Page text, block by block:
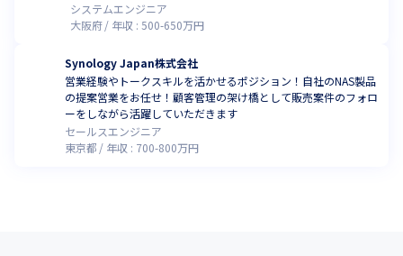
システムエンジニア
大阪府
年収 : 500-650万円
Synology Japan株式会社
営業経験やトークスキルを活かせるポジション！自社のNAS製品
の提案営業をお任せ！顧客管理の架け橋として販売案件のフォロ
ーをしながら活躍していただきます
セールスエンジニア
東京都
年収 : 700-800万円